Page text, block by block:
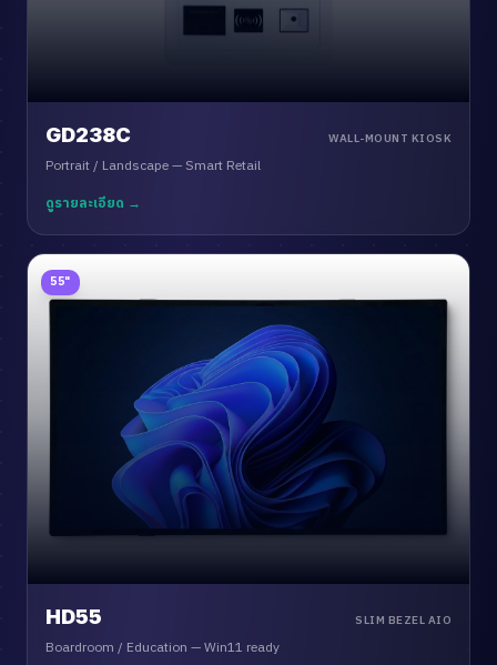
GD238C WALL-MOUNT KIOSK
Portrait / Landscape — Smart Retail
ดูรายละเอียด →
55"
HD55 SLIM BEZEL AIO
Boardroom / Education — Win11 ready